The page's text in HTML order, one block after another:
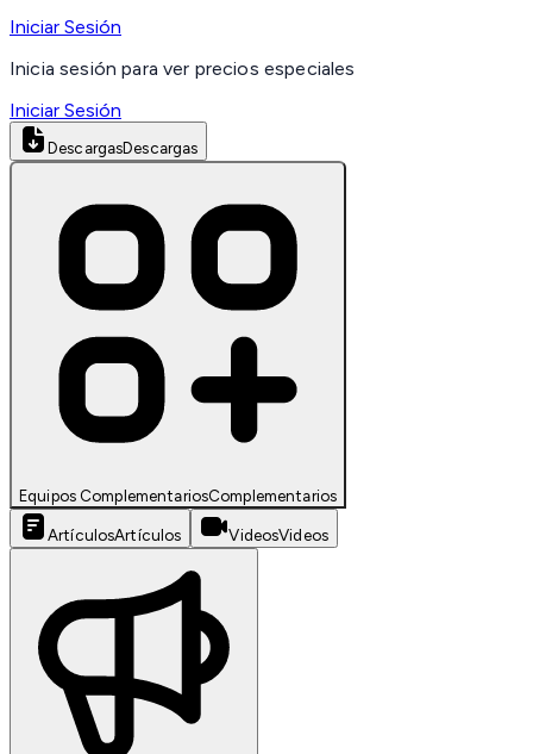
Iniciar Sesión
Inicia sesión para ver precios especiales
Iniciar Sesión
DescargasDescargas
Equipos ComplementariosComplementarios
ArtículosArtículos VideosVideos